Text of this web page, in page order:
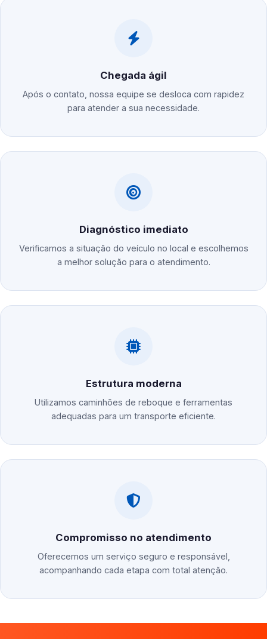
Chegada ágil
Após o contato, nossa equipe se desloca com rapidez
para atender a sua necessidade.
Diagnóstico imediato
Verificamos a situação do veículo no local e escolhemos
a melhor solução para o atendimento.
Estrutura moderna
Utilizamos caminhões de reboque e ferramentas
adequadas para um transporte eficiente.
Compromisso no atendimento
Oferecemos um serviço seguro e responsável,
acompanhando cada etapa com total atenção.